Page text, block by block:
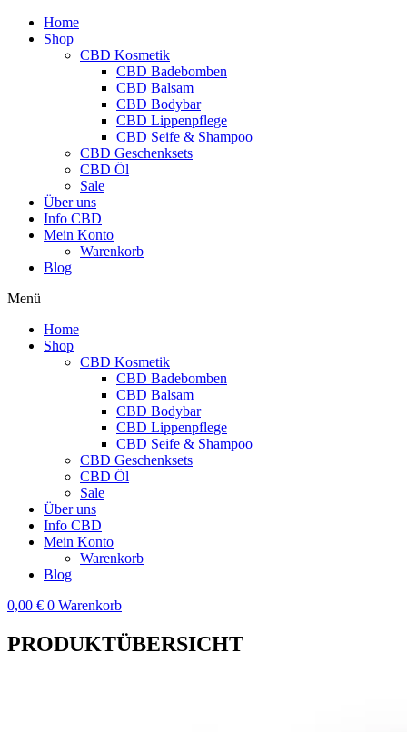
Home
Shop
CBD Kosmetik
CBD Badebomben
CBD Balsam
CBD Bodybar
CBD Lippenpflege
CBD Seife & Shampoo
CBD Geschenksets
CBD Öl
Sale
Über uns
Info CBD
Mein Konto
Warenkorb
Blog
Menü
Home
Shop
CBD Kosmetik
CBD Badebomben
CBD Balsam
CBD Bodybar
CBD Lippenpflege
CBD Seife & Shampoo
CBD Geschenksets
CBD Öl
Sale
Über uns
Info CBD
Mein Konto
Warenkorb
Blog
0,00 € 0 Warenkorb
PRODUKTÜBERSICHT